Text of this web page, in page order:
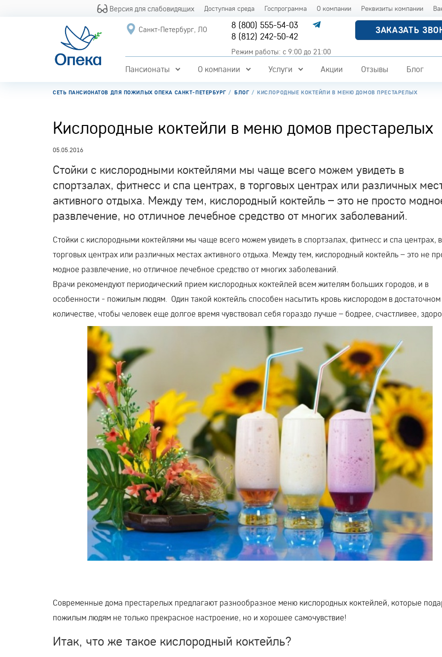
Версия для слабовидящих Доступная среда Госпрограмма О компании Реквизиты компании
Санкт-Петербург, ЛО
8 (800) 555-54-03
8 (812) 242-50-42
Режим работы: с 9:00 до 21:00
ЗАКАЗАТЬ
Пансионаты О компании Услуги Акции Отзывы Блог
СЕТЬ ПАНСИОНАТОВ ДЛЯ ПОЖИЛЫХ ОПЕКА САНКТ-ПЕТЕРБУРГ БЛОГ КИСЛОРОДНЫЕ КОКТЕЙЛИ В МЕНЮ ДОМОВ ПРЕСТАРЕЛЫХ
Кислородные коктейли в меню домов престарелых
05.05.2016
Стойки с кислородными коктейлями мы чаще всего можем увидеть в
спортзалах, фитнесс и спа центрах, в торговых центрах или различных
активного отдыха. Между тем, кислородный коктейль – это не просто
развлечение, но отличное лечебное средство от многих заболеваний.
Стойки с кислородными коктейлями мы чаще всего можем увидеть в спортзалах, фитнесс и спа центрах, в
торговых центрах или различных местах активного отдыха. Между тем, кислородный коктейль – это не
модное развлечение, но отличное лечебное средство от многих заболеваний.
Врачи рекомендуют периодический прием кислородных коктейлей всем жителям больших городов, и в
особенности - пожилым людям. Один такой коктейль способен насытить кровь кислородом в достаточном
количестве, чтобы человек еще долгое время чувствовал себя гораздо лучше – бодрее, счастливее,
Современные дома престарелых предлагают разнообразное меню кислородных коктейлей, которые
пожилым людям не только прекрасное настроение, но и хорошее самочувствие!
Итак, что же такое кислородный коктейль?